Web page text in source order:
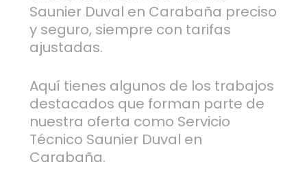
Saunier Duval en Carabaña preciso
y seguro, siempre con tarifas
ajustadas.
Aquí tienes algunos de los trabajos
destacados que forman parte de
nuestra oferta como Servicio
Técnico Saunier Duval en
Carabaña.